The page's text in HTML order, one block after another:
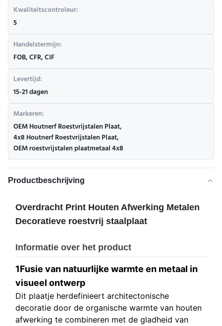
Kwaliteitscontroleur:
5
Handelstermijn:
FOB, CFR, CIF
Levertijd:
15-21 dagen
Markeren:
OEM Houtnerf Roestvrijstalen Plaat,
4x8 Houtnerf Roestvrijstalen Plaat,
OEM roestvrijstalen plaatmetaal 4x8
Productbeschrijving
Overdracht Print Houten Afwerking Metalen
Decoratieve roestvrij staalplaat
Informatie over het product
1Fusie van natuurlijke warmte en metaal in
visueel ontwerp
Dit plaatje herdefinieert architectonische
decoratie door de organische warmte van houten
afwerking te combineren met de gladheid van